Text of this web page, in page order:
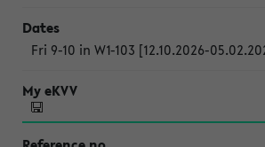
Fri 9-10 in W1-103 [12.10.2026-